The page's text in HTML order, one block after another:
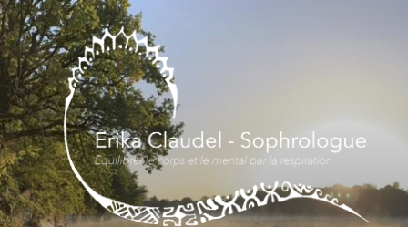
Aller
au
contenu
principal